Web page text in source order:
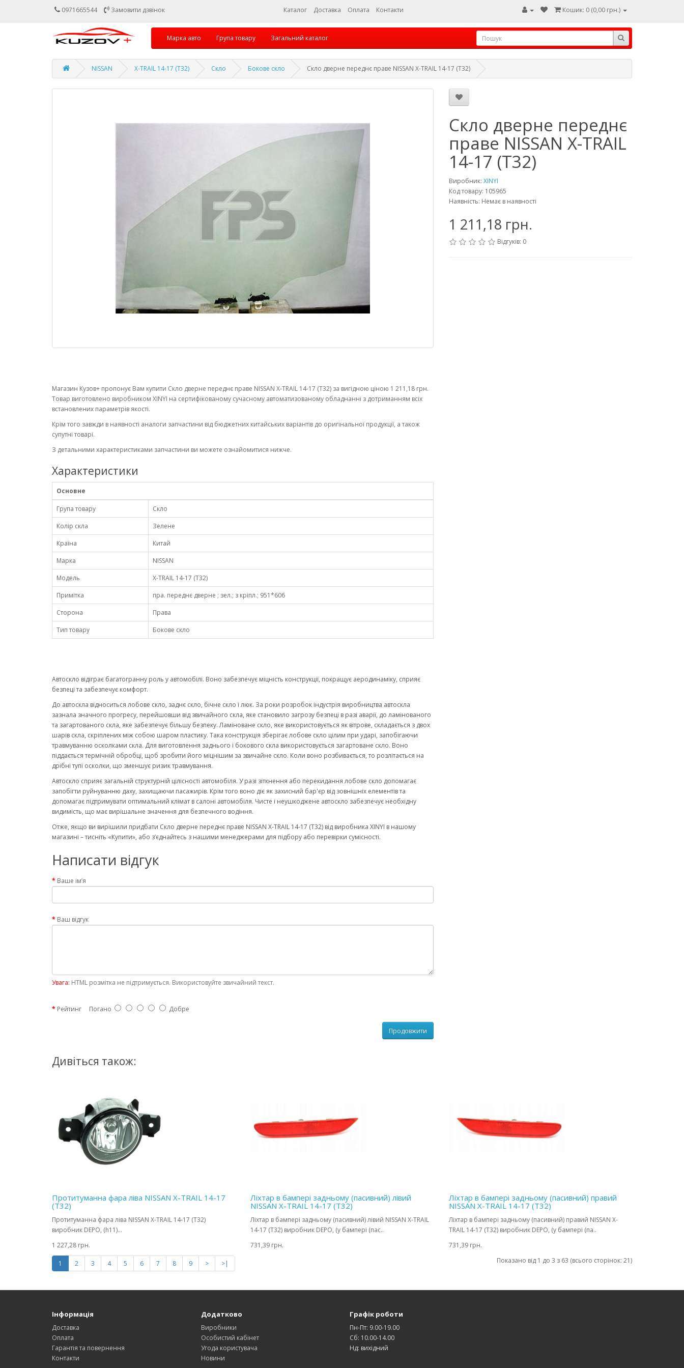
0971665544 Замовити дзвінок Каталог Доставка Оплата Контакти Кошик: 0 (0,00 грн.)
Марка авто Група товару Загальний каталог
NISSAN X-TRAIL 14-17 (T32) Скло Бокове скло Скло дверне переднє праве NISSAN X-TRAIL 14-17 (T32)
Скло дверне переднє
праве NISSAN X-TRAIL
14-17 (T32)
Виробник: XINYI
Код товару: 105965
Наявність: Немає в наявності
1 211,18 грн.
Відгуків: 0
Магазин Кузов+ пропонує Вам купити Скло дверне переднє праве NISSAN X-TRAIL 14-17 (T32) за вигідною ціною 1 211,18 грн.
Товар виготовлено виробником XINYI на сертифікованому сучасному автоматизованому обладнанні з дотриманням всіх
встановлених параметрів якості.
Крім того завжди в наявності аналоги запчастини від бюджетних китайських варіантів до оригінальної продукції, а також
супутні товарі.
З детальними характеристиками запчастини ви можете ознайомитися нижче.
Характеристики
Основне
Група товару
Скло
Колір скла
Зелене
Країна
Китай
Марка
NISSAN
Модель
X-TRAIL 14-17 (T32)
Примітка
пра. переднє дверне ; зел.; з кріпл.; 951*606
Сторона
Права
Тип товару
Бокове скло
Автоскло відіграє багатогранну роль у автомобілі. Воно забезпечує міцність конструкції, покращує аеродинаміку, сприяє
безпеці та забезпечує комфорт.
До автоскла відноситься лобове скло, заднє скло, бічне скло і люк. За роки розробок індустрія виробництва автоскла
зазнала значного прогресу, перейшовши від звичайного скла, яке становило загрозу безпеці в разі аварії, до ламінованого
та загартованого скла, яке забезпечує більшу безпеку. Ламіноване скло, яке використовується як вітрове, складається з двох
шарів скла, скріплених між собою шаром пластику. Така конструкція зберігає лобове скло цілим при ударі, запобігаючи
травмуванню осколками скла. Для виготовлення заднього і бокового скла використовується загартоване скло. Воно
піддається термічній обробці, щоб зробити його міцнішим за звичайне скло. Коли воно розбивається, то розлітається на
дрібні тупі осколки, що зменшує ризик травмування.
Автоскло сприяє загальній структурній цілісності автомобіля. У разі зіткнення або перекидання лобове скло допомагає
запобігти руйнуванню даху, захищаючи пасажирів. Крім того воно діє як захисний бар'єр від зовнішніх елементів та
допомагає підтримувати оптимальний клімат в салоні автомобіля. Чисте і неушкоджене автоскло забезпечує необхідну
видимість, що має вирішальне значення для безпечного водіння.
Отже, якщо ви вирішили придбати Скло дверне переднє праве NISSAN X-TRAIL 14-17 (T32) від виробника XINYI в нашому
магазині – тисніть «Купити», або з’єднайтесь з нашими менеджерами для підбору або перевірки сумісності.
Написати відгук
Ваше ім’я
Ваш відгук
Увага: HTML розмітка не підтримується. Використовуйте звичайний текст.
Рейтинг Погано Добре
Продовжити
Дивіться також:
Протитуманна фара ліва NISSAN X-TRAIL 14-17
(T32)
Протитуманна фара ліва NISSAN X-TRAIL 14-17 (T32)
виробник DEPO, (h11)...
1 227,28 грн.
Ліхтар в бампері задньому (пасивний) лівий
NISSAN X-TRAIL 14-17 (T32)
Ліхтар в бампері задньому (пасивний) лівий NISSAN X-TRAIL
14-17 (T32) виробник DEPO, (у бампері (пас..
731,39 грн.
Ліхтар в бампері задньому (пасивний) правий
NISSAN X-TRAIL 14-17 (T32)
Ліхтар в бампері задньому (пасивний) правий NISSAN X-
TRAIL 14-17 (T32) виробник DEPO, (у бампері (па..
731,39 грн.
1 2 3 4 5 6 7 8 9 > >| Показано від 1 до 3 з 63 (всього сторінок: 21)
Інформація
Доставка
Оплата
Гарантія та повернення
Контакти
Додатково
Виробники
Особистий кабінет
Угода користувача
Новини
Графік роботи
Пн-Пт: 9.00-19.00
Сб: 10.00-14.00
Нд: вихідний